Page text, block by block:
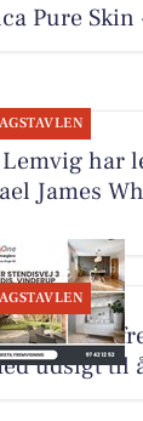
Pure Skin
har
James
Kragh I/S
udsigt til